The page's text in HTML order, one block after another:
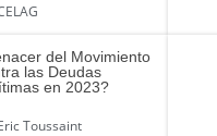
del Movimiento
las Deudas
en 2023?
Toussaint